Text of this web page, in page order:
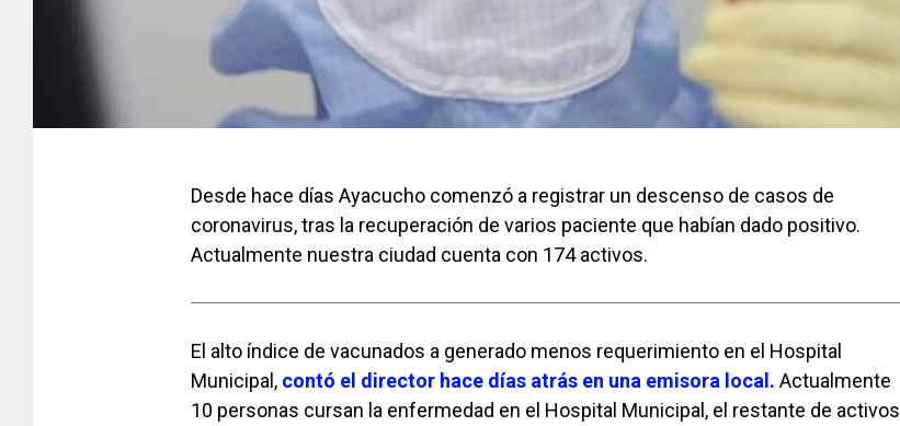
Desde hace días Ayacucho comenzó a registrar un descenso de casos de
coronavirus, tras la recuperación de varios paciente que habían dado positivo.
Actualmente nuestra ciudad cuenta con 174 activos.
El alto índice de vacunados a generado menos requerimiento en el Hospital
Municipal, contó el director hace días atrás en una emisora local. Actualmente
10 personas cursan la enfermedad en el Hospital Municipal, el restante de activos